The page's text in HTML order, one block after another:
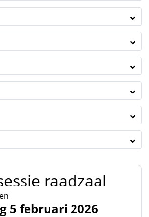
raadzaal
5 februari 2026